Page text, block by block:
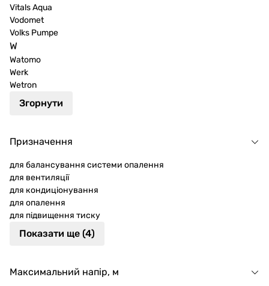
Vitals Aqua
Vodomet
Volks Pumpe
W
Watomo
Werk
Wetron
Згорнути
Призначення
для балансування системи опалення
для вентиляції
для кондиціонування
для опалення
для підвищення тиску
Показати ще (4)
Максимальний напір, м